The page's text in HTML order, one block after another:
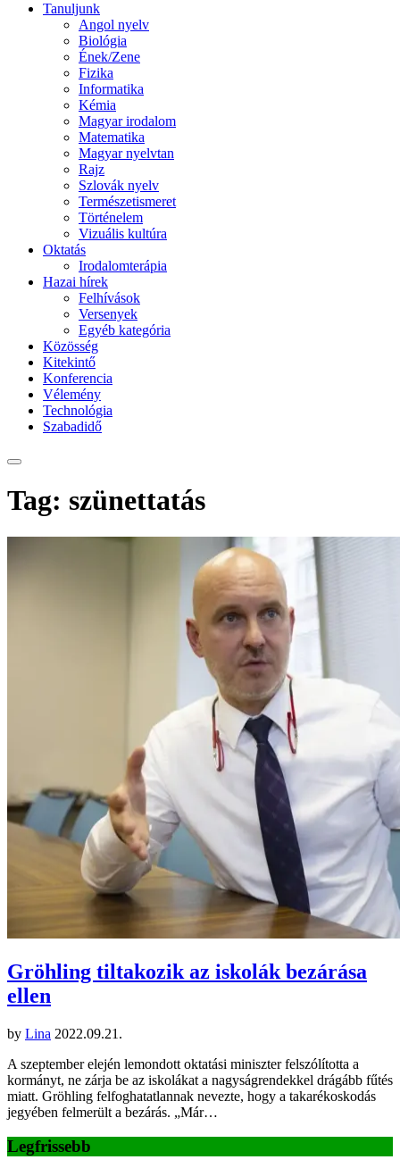
Tanuljunk
Angol nyelv
Biológia
Ének/Zene
Fizika
Informatika
Kémia
Magyar irodalom
Matematika
Magyar nyelvtan
Rajz
Szlovák nyelv
Természetismeret
Történelem
Vizuális kultúra
Oktatás
Irodalomterápia
Hazai hírek
Felhívások
Versenyek
Egyéb kategória
Közösség
Kitekintő
Konferencia
Vélemény
Technológia
Szabadidő
Tag: szünettatás
Gröhling tiltakozik az iskolák bezárása
ellen
by Lina 2022.09.21.
A szeptember elején lemondott oktatási miniszter felszólította a
kormányt, ne zárja be az iskolákat a nagyságrendekkel drágább fűtés
miatt. Gröhling felfoghatatlannak nevezte, hogy a takarékoskodás
jegyében felmerült a bezárás. „Már…
Legfrissebb